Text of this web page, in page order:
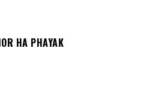
HA PHAYAK